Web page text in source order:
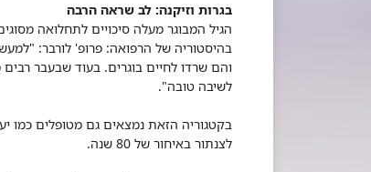
בגרות וזיקנה: לב שראה הרבה
הגיל המבוגר מעלה סיכויים לתחלואה
בהיסטוריה של הרפואה: פרופ' לורבר:
לשיבה טובה".
בקטגוריה הזאת נמצאים גם מטופלים כמו
לצנתור באיחור של 80 שנה.